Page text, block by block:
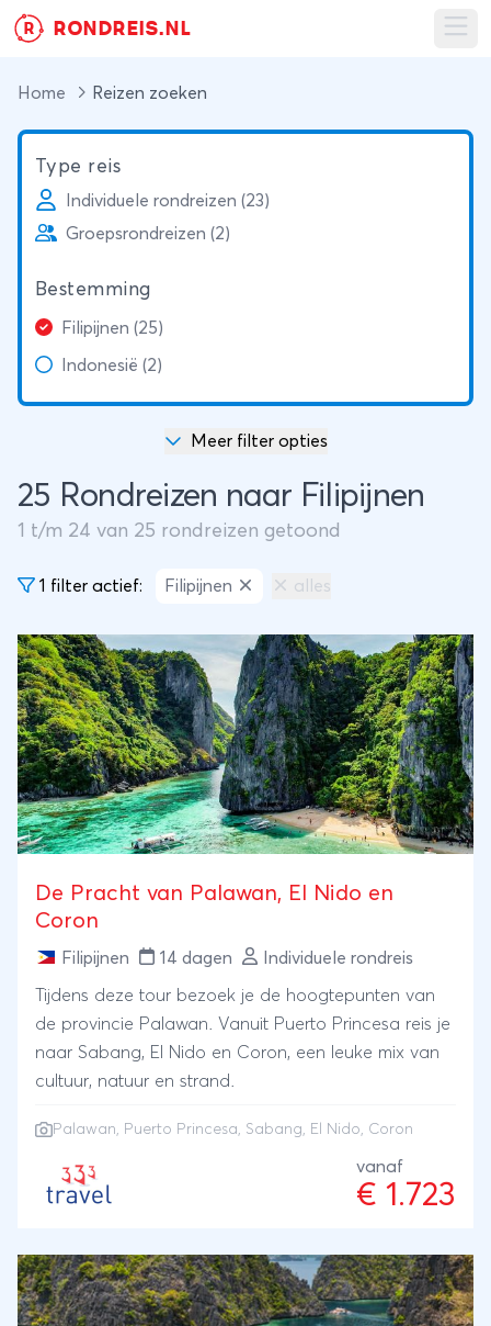
R RONDREIS.NL
Home Reizen zoeken
Type reis
Individuele rondreizen (23)
Groepsrondreizen (2)
Bestemming
Filipijnen (25)
Indonesië (2)
Meer filter opties
25 Rondreizen naar Filipijnen
1 t/m 24 van 25 rondreizen getoond
1 filter actief: Filipijnen alles
De Pracht van Palawan, El Nido en
Coron
Filipijnen 14 dagen Individuele rondreis
Tijdens deze tour bezoek je de hoogtepunten van
de provincie Palawan. Vanuit Puerto Princesa reis je
naar Sabang, El Nido en Coron, een leuke mix van
cultuur, natuur en strand.
Palawan, Puerto Princesa, Sabang, El Nido, Coron
vanaf
€ 1.723